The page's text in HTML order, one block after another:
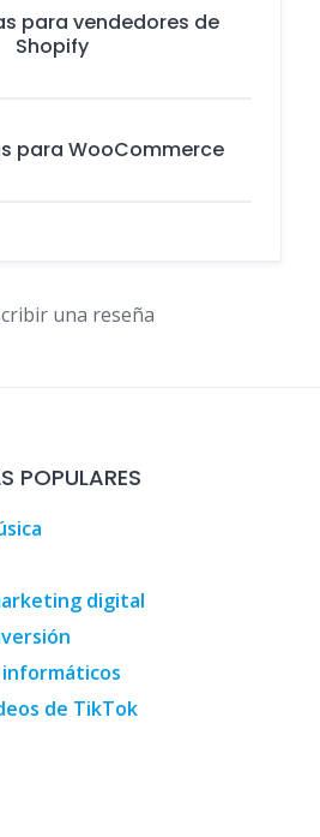
para vendedores de
Shopify
para WooCommerce
una reseña
POPULARES
digital
de TikTok